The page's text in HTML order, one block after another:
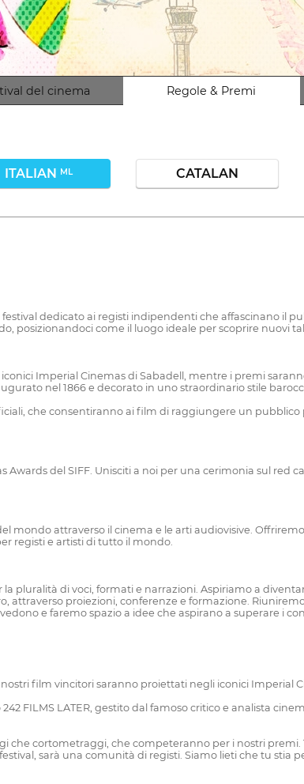
del cinema Regole & Premi
ITALIAN ML CATALAN
dedicato ai registi indipendenti che affascinano il
posizionandoci come il luogo ideale per scoprire nuovi
Imperial Cinemas di Sabadell, mentre i premi
nel 1866 e decorato in uno straordinario stile
che consentiranno ai film di raggiungere un pubblico
del SIFF. Unisciti a noi per una cerimonia sul red
mondo attraverso il cinema e le arti audiovisive.
registi e artisti di tutto il mondo.
pluralità di voci, formati e narrazioni. Aspiriamo a
attraverso proiezioni, conferenze e formazione.
e faremo spazio a idee che aspirano a superare i
film vincitori saranno proiettati negli iconici Imperial
FILMS LATER, gestito dal famoso critico e analista
cortometraggi, che competeranno per i nostri premi.
sarà una comunità di registi. Siamo lieti che tu stia